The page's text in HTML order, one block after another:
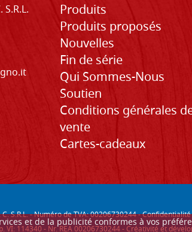
et de la publicité conformes à vos
Produits
Produits proposés
Nouvelles
Fin de série
Qui Sommes-Nous
Soutien
Conditions générales
vente
Cartes-cadeaux
S.R.L. - Numéro de TVA: 00206730244 -Confidentialité
VI: 114340 - Nr. REA 00206730244 - Créativité et